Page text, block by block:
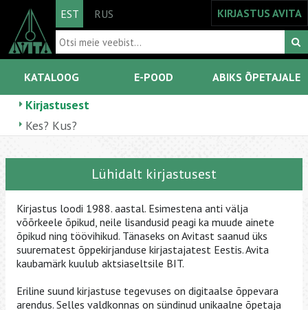
EST RUS KIRJASTUS AVITA
KATALOOG E-POOD ABIKS ÕPETAJALE
Kirjastusest
Kes? Kus?
Lühidalt kirjastusest
Kirjastus loodi 1988. aastal. Esimestena anti välja
võõrkeele õpikud, neile lisandusid peagi ka muude ainete
õpikud ning töövihikud. Tänaseks on Avitast saanud üks
suurematest õppekirjanduse kirjastajatest Eestis. Avita
kaubamärk kuulub aktsiaseltsile BIT.
Eriline suund kirjastuse tegevuses on digitaalse õppevara
arendus. Selles valdkonnas on sündinud unikaalne õpetaja